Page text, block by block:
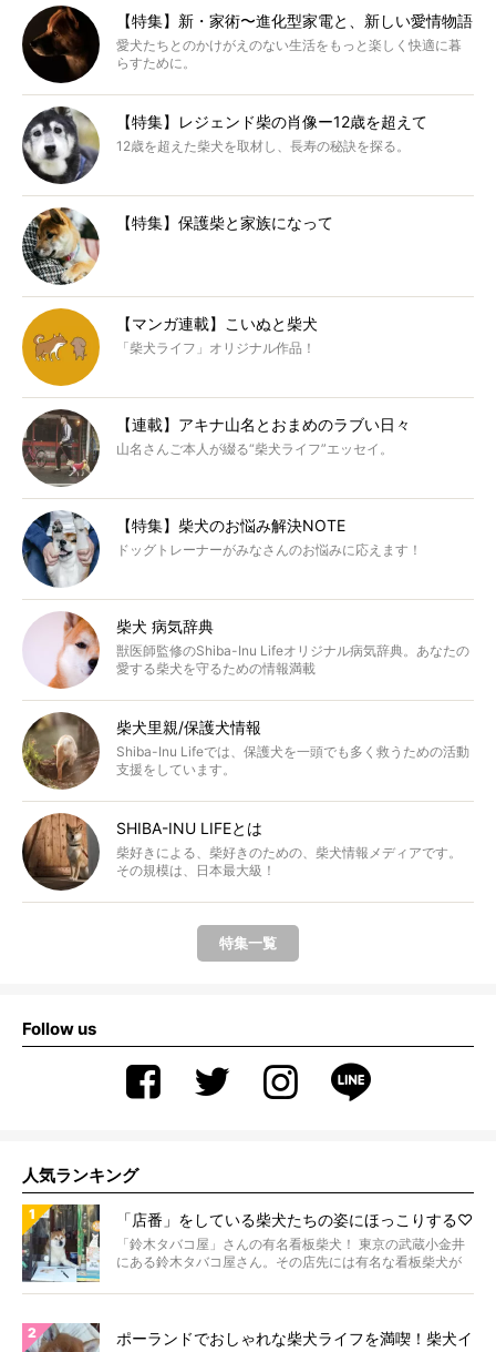
【特集】新・家術〜進化型家電と、新しい愛情物語
愛犬たちとのかけがえのない生活をもっと楽しく快適に暮
らすために。
【特集】レジェンド柴の肖像ー12歳を超えて
12歳を超えた柴犬を取材し、長寿の秘訣を探る。
【特集】保護柴と家族になって
【マンガ連載】こいぬと柴犬
「柴犬ライフ」オリジナル作品！
【連載】アキナ山名とおまめのラブい日々
山名さんご本人が綴る“柴犬ライフ”エッセイ。
【特集】柴犬のお悩み解決NOTE
ドッグトレーナーがみなさんのお悩みに応えます！
柴犬 病気辞典
獣医師監修のShiba-Inu Lifeオリジナル病気辞典。あなたの
愛する柴犬を守るための情報満載
柴犬里親/保護犬情報
Shiba-Inu Lifeでは、保護犬を一頭でも多く救うための活動
支援をしています。
SHIBA-INU LIFEとは
柴好きによる、柴好きのための、柴犬情報メディアです。
その規模は、日本最大級！
特集一覧
Follow us
人気ランキング
「店番」をしている柴犬たちの姿にほっこりする♡
「鈴木タバコ屋」さんの有名看板柴犬！ 東京の武蔵小金井
にある鈴木タバコ屋さん。その店先には有名な看板柴犬が
ポーランドでおしゃれな柴犬ライフを満喫！柴犬イ